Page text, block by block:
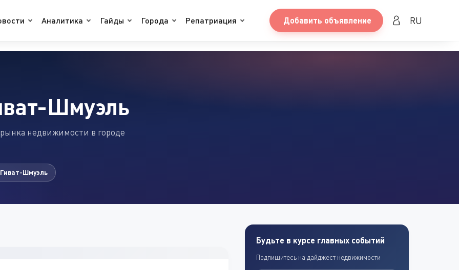
Аналитика Гайды Города Репатриация Добавить объявление RU
Шмуэль
недвижимости в городе
Шмуэль
Будьте в курсе главных событий
Подпишитесь на дайджест недвижимости